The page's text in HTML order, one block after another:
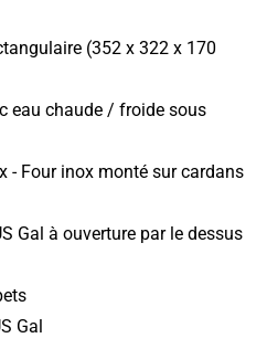
(352 x 322 x 170
eau chaude / froide sous
- Four inox monté sur cardans
Gal à ouverture par le dessus
Gal